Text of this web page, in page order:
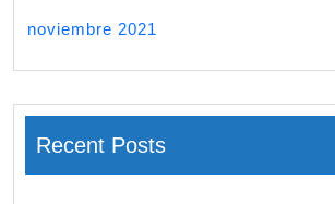
noviembre 2021
Recent Posts